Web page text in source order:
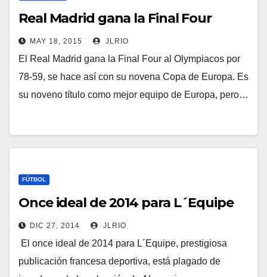
Real Madrid gana la Final Four
MAY 18, 2015 JLRIO
El Real Madrid gana la Final Four al Olympiacos por
78-59, se hace así con su novena Copa de Europa. Es
su noveno título como mejor equipo de Europa, pero…
FÚTBOL
Once ideal de 2014 para L´Equipe
DIC 27, 2014 JLRIO
El once ideal de 2014 para L´Equipe, prestigiosa
publicación francesa deportiva, está plagado de